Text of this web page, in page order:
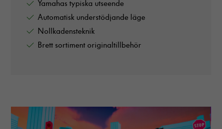
Yamahas typiska utseende
Automatisk understödjande läge
Nollkadensteknik
Brett sortiment originaltillbehör